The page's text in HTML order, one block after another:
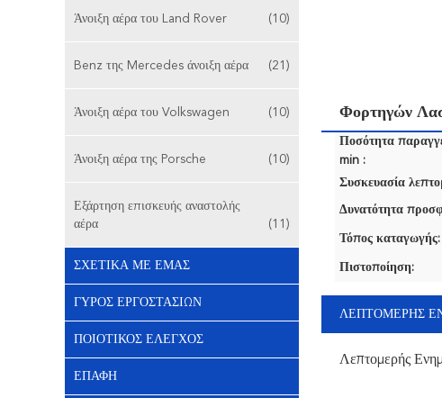
Άνοιξη αέρα του Land Rover (10)
Benz της Mercedes άνοιξη αέρα (21)
Άνοιξη αέρα του Volkswagen (10)
Άνοιξη αέρα της Porsche (10)
Εξάρτηση επισκευής αναστολής
αέρα
(11)
ΣΧΕΤΙΚΆ ΜΕ ΕΜΆΣ
ΓΎΡΟΣ ΕΡΓΟΣΤΑΣΊΩΝ
ΠΟΙΟΤΙΚΌΣ ΈΛΕΓΧΟΣ
ΕΠΑΦΉ
Φορτηγών
Ποσότητα
min :
Συσκευασία
Δυνατότητα
Τόπος καταγωγής:
Πιστοποίηση:
ΛΕΠΤΟΜΕΡΉΣ
Λεπτομερής